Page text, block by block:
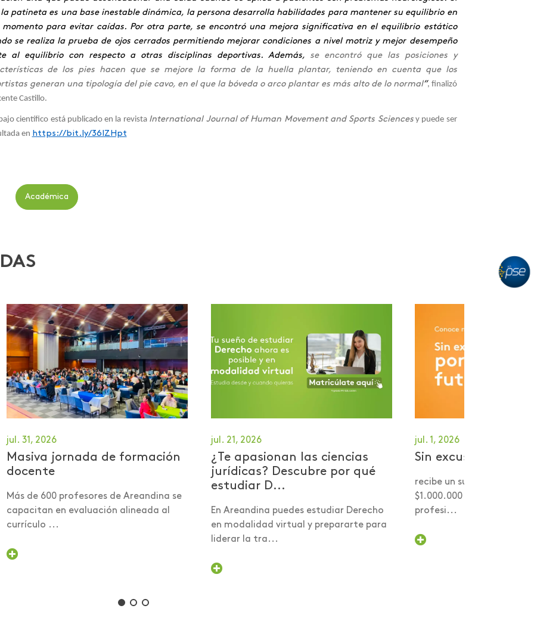
patineta es una base inestable dinámica, la persona desarrolla habilidades para mantener su equilibrio en
momento para evitar caídas. Por otra parte, se encontró una mejora significativa en el equilibrio estático
se realiza la prueba de ojos cerrados permitiendo mejorar condiciones a nivel motriz y mejor desempeño
al equilibrio con respecto a otras disciplinas deportivas. Además, se encontró que las posiciones y
de los pies hacen que se mejore la forma de la huella plantar, teniendo en cuenta que los
generan una tipología del pie cavo, en el que la bóveda o arco plantar es más alto de lo normal”, finalizó
Castillo.
científico está publicado en la revista International Journal of Human Movement and Sports Sciencesy puede ser
en https://bit.ly/36IZHpt
Académica
jul. 31, 2026
Masiva jornada de formación
docente
Más de 600 profesores de Areandina se
capacitan en evaluación alineada al
currículo ...
jul. 21, 2026
¿Te apasionan las ciencias
jurídicas? Descubre por qué
estudiar D...
En Areandina puedes estudiar Derecho
en modalidad virtual y prepararte para
liderar la tra...
jul. 1, 2026
Sin excusas por tu
recibe un subsidio desde
$1.000.000 para
profesi...